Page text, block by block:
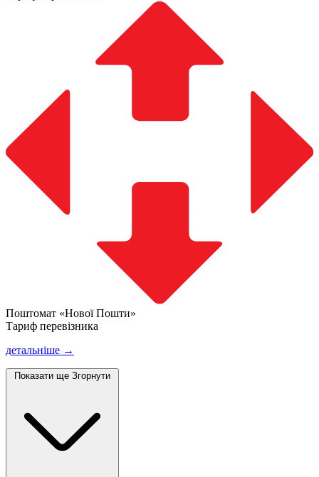
Поштомат «Нової Пошти»
Тариф перевізника
детальніше →
Показати ще Згорнути